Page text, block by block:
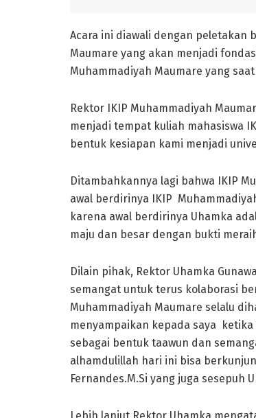
Acara ini diawali dengan peletakan
Maumare yang akan menjadi
Muhammadiyah Maumare yang
Rektor IKIP Muhammadiyah
menjadi tempat kuliah mahasiswa
bentuk kesiapan kami menjadi
Ditambahkannya lagi bahwa IKIP
awal berdirinya IKIP
karena awal berdirinya Uhamka
maju dan besar dengan bukti
Dilain pihak, Rektor Uhamka
semangat untuk terus kolaborasi
Muhammadiyah Maumare selalu
menyampaikan kepada saya
sebagai bentuk taawun dan
alhamdulillah hari ini bisa
Fernandes.M.Si yang juga sesepuh